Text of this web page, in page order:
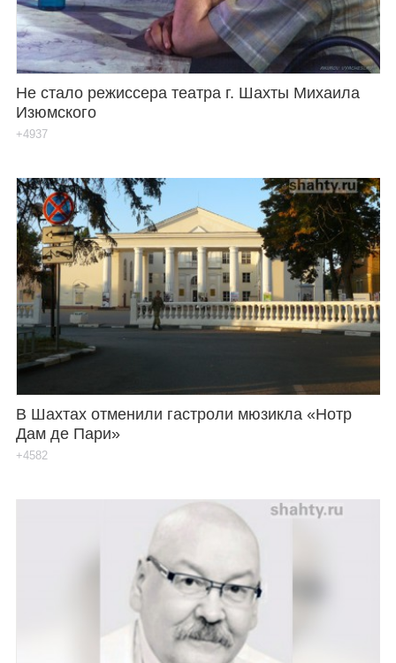
Не стало режиссера театра г. Шахты Михаила
Изюмского
+4937
В Шахтах отменили гастроли мюзикла «Нотр
Дам де Пари»
+4582